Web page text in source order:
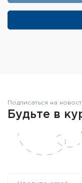
Подписаться на
Будьте в